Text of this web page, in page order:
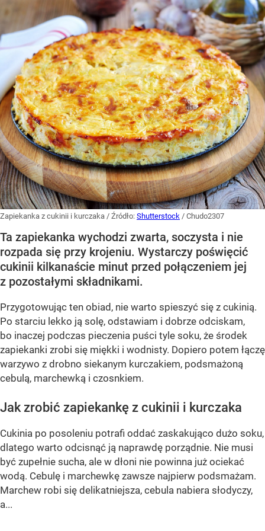
Zapiekanka z cukinii i kurczaka / Źródło: Shutterstock / Chudo2307
Ta zapiekanka wychodzi zwarta, soczysta i nie
rozpada się przy krojeniu. Wystarczy poświęcić
cukinii kilkanaście minut przed połączeniem jej
z pozostałymi składnikami.
Przygotowując ten obiad, nie warto spieszyć się z cukinią.
Po starciu lekko ją solę, odstawiam i dobrze odciskam,
bo inaczej podczas pieczenia puści tyle soku, że środek
zapiekanki zrobi się miękki i wodnisty. Dopiero potem łączę
warzywo z drobno siekanym kurczakiem, podsmażoną
cebulą, marchewką i czosnkiem.
Jak zrobić zapiekankę z cukinii i kurczaka
Cukinia po posoleniu potrafi oddać zaskakująco dużo soku,
dlatego warto odcisnąć ją naprawdę porządnie. Nie musi
być zupełnie sucha, ale w dłoni nie powinna już ociekać
wodą. Cebulę i marchewkę zawsze najpierw podsmażam.
Marchew robi się delikatniejsza, cebula nabiera słodyczy,
a...